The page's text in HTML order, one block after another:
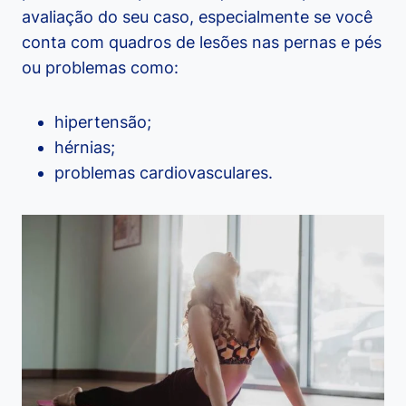
avaliação do seu caso, especialmente se você
conta com quadros de lesões nas pernas e pés
ou problemas como:
hipertensão;
hérnias;
problemas cardiovasculares.